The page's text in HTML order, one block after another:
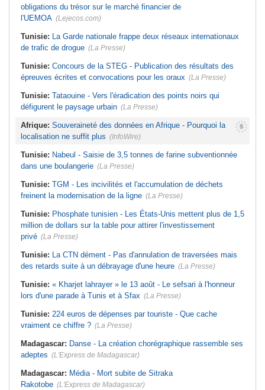
obligations du trésor sur le marché financier de
l'UEMOA (Lejecos.com)
Tunisie: La Garde nationale frappe deux réseaux internationaux
de trafic de drogue (La Presse)
Tunisie: Concours de la STEG - Publication des résultats des
épreuves écrites et convocations pour les oraux (La Presse)
Tunisie: Tataouine - Vers l'éradication des points noirs qui
défigurent le paysage urbain (La Presse)
Afrique: Souveraineté des données en Afrique - Pourquoi la
localisation ne suffit plus (InfoWire)
Tunisie: Nabeul - Saisie de 3,5 tonnes de farine subventionnée
dans une boulangerie (La Presse)
Tunisie: TGM - Les incivilités et l'accumulation de déchets
freinent la modernisation de la ligne (La Presse)
Tunisie: Phosphate tunisien - Les États-Unis mettent plus de 1,5
million de dollars sur la table pour attirer l'investissement
privé (La Presse)
Tunisie: La CTN dément - Pas d'annulation de traversées mais
des retards suite à un débrayage d'une heure (La Presse)
Tunisie: « Kharjet lahrayer » le 13 août - Le sefsari à l'honneur
lors d'une parade à Tunis et à Sfax (La Presse)
Tunisie: 224 euros de dépenses par touriste - Que cache
vraiment ce chiffre ? (La Presse)
Madagascar: Danse - La création chorégraphique rassemble ses
adeptes (L'Express de Madagascar)
Madagascar: Média - Mort subite de Sitraka
Rakotobe (L'Express de Madagascar)